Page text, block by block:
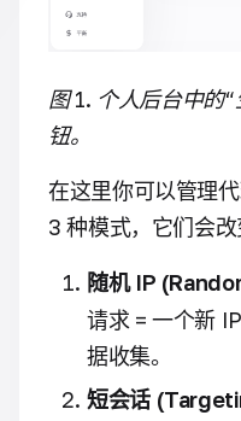
图 1. 个人后台中的
钮。
在这里你可以管理
3 种模式，它们会改
随机 IP
请求 = 一个新
据收集。
短会话